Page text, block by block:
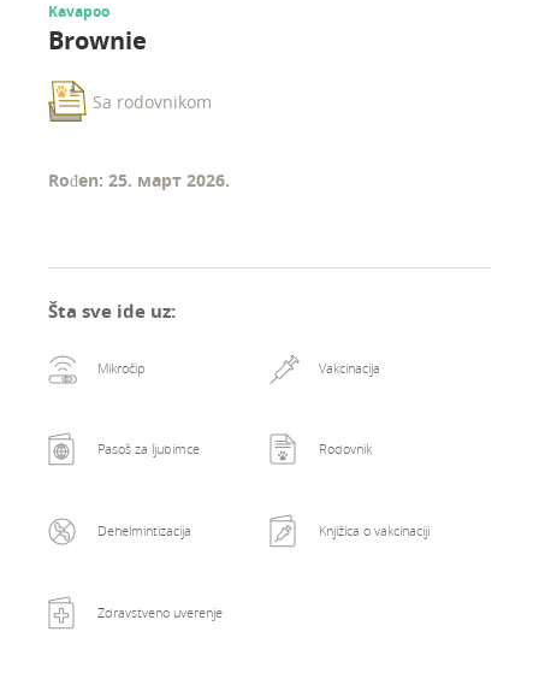
Kavapoo
Brownie
Sa rodovnikom
Rođen: 25. март 2026.
Šta sve ide uz:
Mikročip Vakcinacija
Pasoš za ljubimce Rodovnik
Dehelmintizacija Knjižica o vakcinaciji
Zdravstveno uverenje